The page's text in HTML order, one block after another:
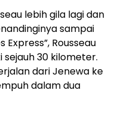
lebih gila lagi dan
sampai
Rousseau
30 kilometer.
dari Jenewa ke
dalam dua